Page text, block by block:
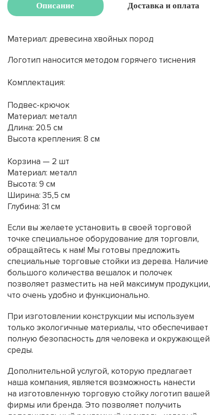
Описание Доставка и оплата
Материал: древесина хвойных пород
Логотип наносится методом горячего тиснения
Комплектация:
Подвес-крючок
Материал: металл
Длина: 20.5 см
Высота крепления: 8 см
Корзина — 2 шт
Материал: металл
Высота: 9 см
Ширина: 35,5 см
Глубина: 31 см
Если вы желаете установить в своей торговой
точке специальное оборудование для торговли,
обращайтесь к нам! Мы готовы предложить
специальные торговые стойки из дерева. Наличие
большого количества вешалок и полочек
позволяет разместить на ней максимум продукции,
что очень удобно и функционально.
При изготовлении конструкции мы используем
только экологичные материалы, что обеспечивает
полную безопасность для человека и окружающей
среды.
Дополнительной услугой, которую предлагает
наша компания, является возможность нанести
на изготовленную торговую стойку логотип вашей
фирмы или бренда. Это позволяет получить